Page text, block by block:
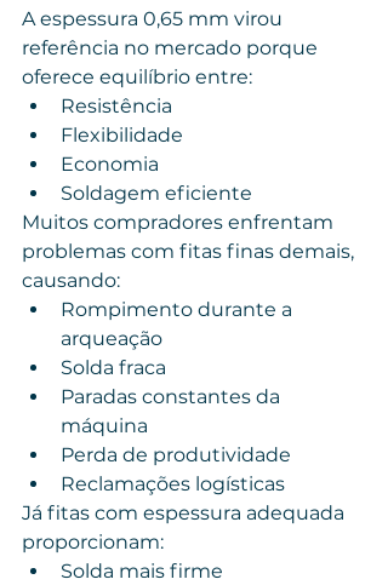
A espessura 0,65 mm virou
referência no mercado porque
oferece equilíbrio entre:
Resistência
Flexibilidade
Economia
Soldagem eficiente
Muitos compradores enfrentam
problemas com fitas finas demais,
causando:
Rompimento durante a
arqueação
Solda fraca
Paradas constantes da
máquina
Perda de produtividade
Reclamações logísticas
Já fitas com espessura adequada
proporcionam:
Solda mais firme